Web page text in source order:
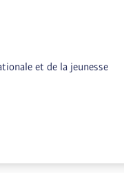
et de la jeunesse